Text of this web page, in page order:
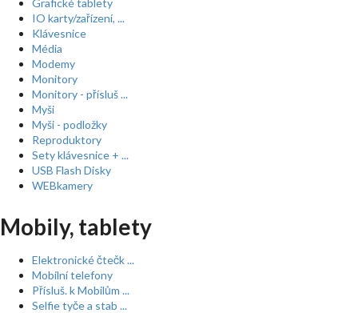
Grafické tablety
IO karty/zařízení, ...
Klávesnice
Média
Modemy
Monitory
Monitory - přísluš ...
Myši
Myši - podložky
Reproduktory
Sety klávesnice + ...
USB Flash Disky
WEBkamery
Mobily, tablety
Elektronické čtečk ...
Mobilní telefony
Přísluš. k Mobilům ...
Selfie tyče a stab ...